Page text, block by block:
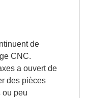
de
CNC.
a ouvert de
des pièces
ou peu